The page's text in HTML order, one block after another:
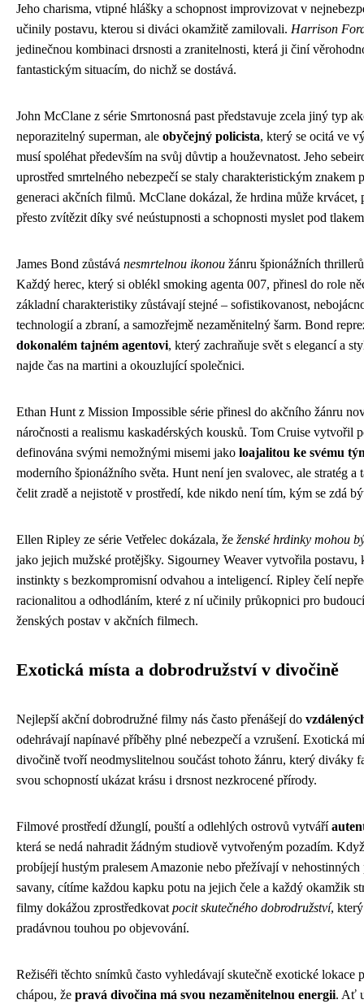
Jeho charisma, vtipné hlášky a schopnost improvizovat v
učinily postavu, kterou si diváci okamžitě zamilovali. Harrison
jedinečnou kombinaci drsnosti a zranitelnosti, která ji činí
fantastickým situacím, do nichž se dostává.
John McClane z série Smrtonosná past představuje zcela jiný typ
neporazitelný superman, ale obyčejný policista, který se ocitá ve
musí spoléhat především na svůj důvtip a houževnatost. Jeho
uprostřed smrtelného nebezpečí se staly charakteristickým
generaci akčních filmů. McClane dokázal, že hrdina může krvácet,
přesto zvítězit díky své neústupnosti a schopnosti myslet pod
James Bond zůstává nesmrtelnou ikonou žánru špionážních
Každý herec, který si oblékl smoking agenta 007, přinesl do role
základní charakteristiky zůstávají stejné – sofistikovanost,
technologií a zbraní, a samozřejmě nezaměnitelný šarm. Bond
dokonalém tajném agentovi, který zachraňuje svět s elegancí a
najde čas na martini a okouzlující společnici.
Ethan Hunt z Mission Impossible série přinesl do akčního žánru
náročnosti a realismu kaskadérských kousků. Tom Cruise vytvořil
definována svými nemožnými misemi jako loajalitou ke svému
moderního špionážního světa. Hunt není jen svalovec, ale stratég a
čelit zradě a nejistotě v prostředí, kde nikdo není tím, kým se zdá
Ellen Ripley ze série Vetřelec dokázala, že ženské hrdinky mohou
jako jejich mužské protějšky. Sigourney Weaver vytvořila postavu,
instinkty s bezkompromisní odvahou a inteligencí. Ripley čelí
racionalitou a odhodláním, které z ní učinily průkopnici pro
ženských postav v akčních filmech.
Exotická místa a dobrodružství v divočině
Nejlepší akční dobrodružné filmy nás často přenášejí do
odehrávají napínavé příběhy plné nebezpečí a vzrušení. Exotická
divočině tvoří neodmyslitelnou součást tohoto žánru, který diváky
svou schopností ukázat krásu i drsnost nezkrocené přírody.
Filmové prostředí džunglí, pouští a odlehlých ostrovů vytváří
která se nedá nahradit žádným studiově vytvořeným pozadím.
probíjejí hustým pralesem Amazonie nebo přežívají v
savany, cítíme každou kapku potu na jejich čele a každý okamžik
filmy dokážou zprostředkovat pocit skutečného dobrodružství,
pradávnou touhou po objevování.
Režiséři těchto snímků často vyhledávají skutečně exotické lokace
chápou, že pravá divočina má svou nezaměnitelnou energii. Ať